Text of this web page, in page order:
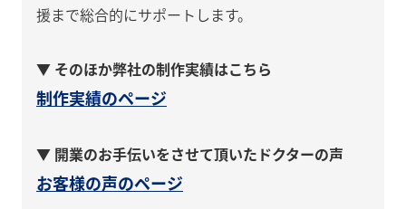
援まで総合的にサポートします。
▼ そのほか弊社の制作実績はこちら
制作実績のページ
▼ 開業のお手伝いをさせて頂いたドクターの声
お客様の声のページ